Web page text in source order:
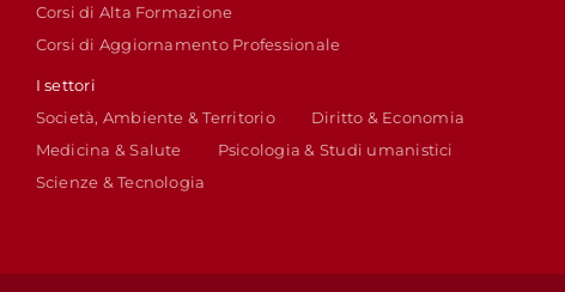
Corsi di Alta Formazione
Corsi di Aggiornamento Professionale
I settori
Società, Ambiente & Territorio
Diritto & Economia
Medicina & Salute
Psicologia & Studi umanistici
Scienze & Tecnologia